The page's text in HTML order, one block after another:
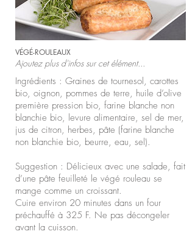
VÉGÉ-ROULEAUX
Ajoutez plus d'infos sur cet élément...
Ingrédients : Graines de tournesol, carottes
bio, oignon, pommes de terre, huile d’olive
première pression bio, farine blanche non
blanchie bio, levure alimentaire, sel de mer,
jus de citron, herbes, pâte (farine blanche
non blanchie bio, beurre, eau, sel).
Suggestion : Délicieux avec une salade, fait
d’une pâte feuilleté le végé rouleau se
mange comme un croissant.
Cuire environ 20 minutes dans un four
préchauffé à 325 F. Ne pas décongeler
avant la cuisson.